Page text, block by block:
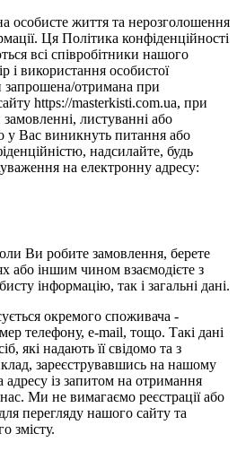
особисте життя та нерозголошення
Ця Політика конфіденційності
всі співробітники нашого
і використання особистої
запрошена/отримана при
https://masterkisti.com.ua, при
листуванні або
у Вас виникнуть питання або
надсилайте, будь
на електронну адресу:
Ви робите замовлення, берете
або іншим чином взаємодієте з
інформацію, так і загальні дані.
окремого споживача -
телефону, e-mail, тощо. Такі дані
які надають її свідомо та з
зареєструвавшись на нашому
адресу із запитом на отримання
Ми не вимагаємо реєстрації або
перегляду нашого сайту та
змісту.